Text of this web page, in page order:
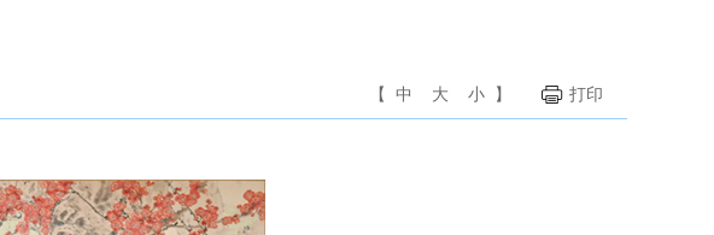
【 中 大 小 】 打印